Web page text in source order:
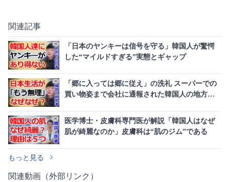
関連記事
「日本のヤンキーは信号を守る」韓国人が驚愕
した“マイルドすぎる”実態とギャップ
「郷に入っては郷に従え」の洗礼 スーパーでの
買い物姿まで会社に通報された韓国人の地方生
医学博士・皮膚科専門医が解説「韓国人はなぜ
肌が綺麗なのか」皮膚科は“肌のジム”である
もっと見る
関連動画（外部リンク）